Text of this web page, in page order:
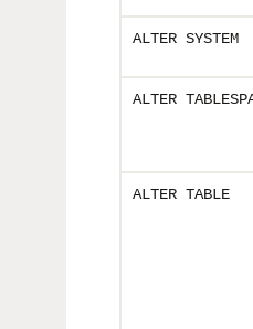
ALTER SYSTEM
ALTER
ALTER TABLE